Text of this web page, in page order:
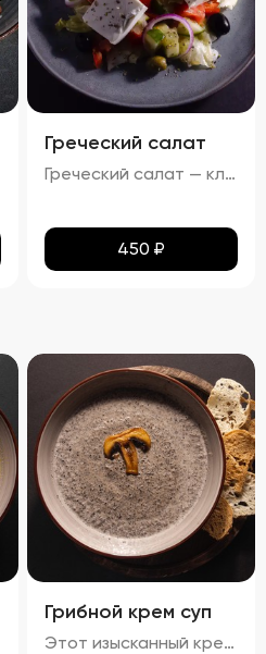
Греческий салат
Греческий салат — классика средиземноморской кухни, олицетворяющий солнце Греции и щедрость природы. Этот салат привлекает своей простотой и ярким вкусом, идеально гармонируя с любыми блюдами. Его насыщенный аромат свежих овощей, насыщенный вкус сыра Фета и приятное послевкусие черных маслин создадут атмосферу уютного отдыха на берегу моря.
450 ₽
Грибной крем суп
Этот изысканный крем-суп отличается гладкой, бархатистой текстурой, которая обволакивает ваши вкусовые рецепторы. Насыщенный аромат грибов сочетается с мягкими сливочными нотами, создавая гармоничное сочетание вкусов. Поверхность крема украшена капельками зелёного масла и мелко нарезанной зеленью, что добавляет блюду утончённости. Подается с хрустящими гренками, идеально дополняющими нежную текстуру супа.